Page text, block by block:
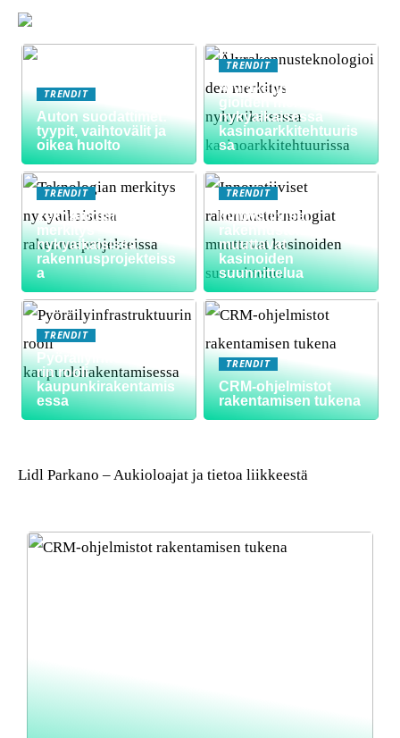
TRENDIT
Auton suodattimet:
tyypit, vaihtovälit ja
oikea huolto
TRENDIT
Älyrakennusteknolo
gioiden merkitys
nykyaikaisessa
kasinoarkkitehtuuris
sa
TRENDIT
Teknologian
merkitys
nykyaikaisissa
rakennusprojekteiss
a
TRENDIT
Innovatiiviset
rakennusteknologiat
muuttavat
kasinoiden
suunnittelua
TRENDIT
Pyöräilyinfrastruktuu
rin rooli
kaupunkirakentamis
essa
TRENDIT
CRM-ohjelmistot
rakentamisen tukena
Lidl Parkano – Aukioloajat ja tietoa liikkeestä